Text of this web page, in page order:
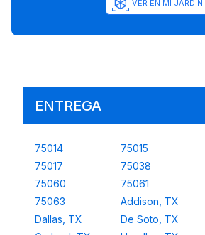
VER EN MI JARDÍN
ENTREGA
75014 75015
75017
75038
75060
75061
75063
Addison, TX
Dallas, TX
De Soto, TX